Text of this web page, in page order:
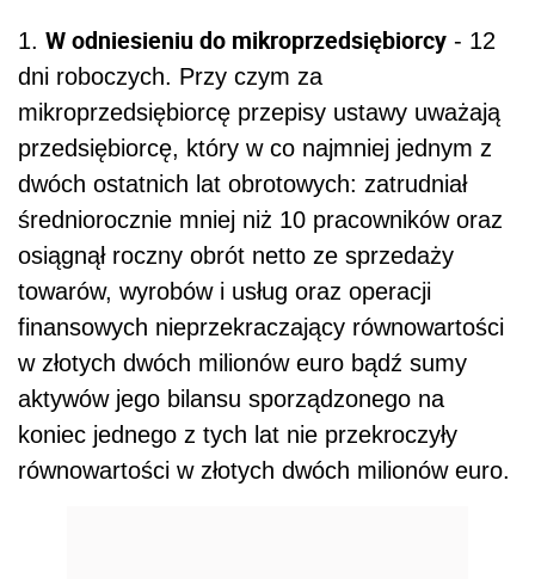
1. W odniesieniu do mikroprzedsiębiorcy - 12
dni roboczych. Przy czym za
mikroprzedsiębiorcę przepisy ustawy uważają
przedsiębiorcę, który w co najmniej jednym z
dwóch ostatnich lat obrotowych: zatrudniał
średniorocznie mniej niż 10 pracowników oraz
osiągnął roczny obrót netto ze sprzedaży
towarów, wyrobów i usług oraz operacji
finansowych nieprzekraczający równowartości
w złotych dwóch milionów euro bądź sumy
aktywów jego bilansu sporządzonego na
koniec jednego z tych lat nie przekroczyły
równowartości w złotych dwóch milionów euro.